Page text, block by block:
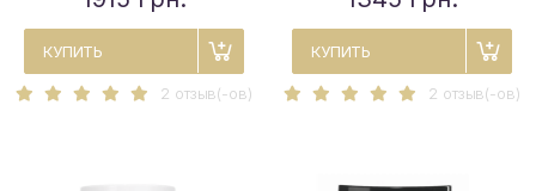
КУПИТЬ
2 отзыв(-ов)
КУПИТЬ
2 отзыв(-ов)